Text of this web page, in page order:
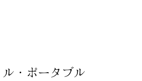
・ポータブル